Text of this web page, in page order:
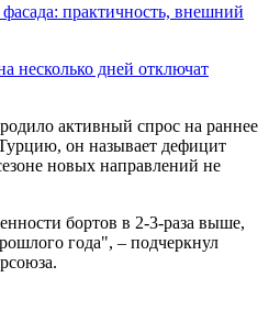
практичность, внешний
несколько дней отключат
активный спрос на раннее
он называет дефицит
новых направлений не
бортов в 2-3-раза выше,
года", – подчеркнул